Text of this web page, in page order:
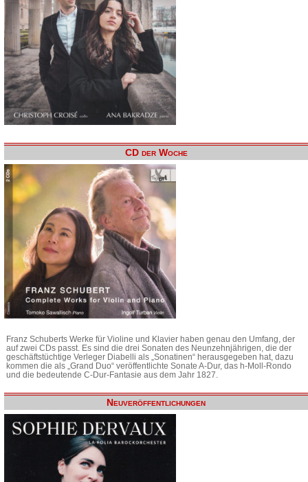
CD der Woche
Franz Schuberts Werke für Violine und Klavier haben genau den Umfang, der
auf zwei CDs passt. Es sind die drei Sonaten des Neunzehnjährigen, die der
geschäftstüchtige Verleger Diabelli als „Sonatinen“ herausgegeben hat, dazu
kommen die als „Grand Duo“ veröffentlichte Sonate A-Dur, das h-Moll-Rondo
und die bedeutende C-Dur-Fantasie aus dem Jahr 1827.
Neuveröffentlichungen